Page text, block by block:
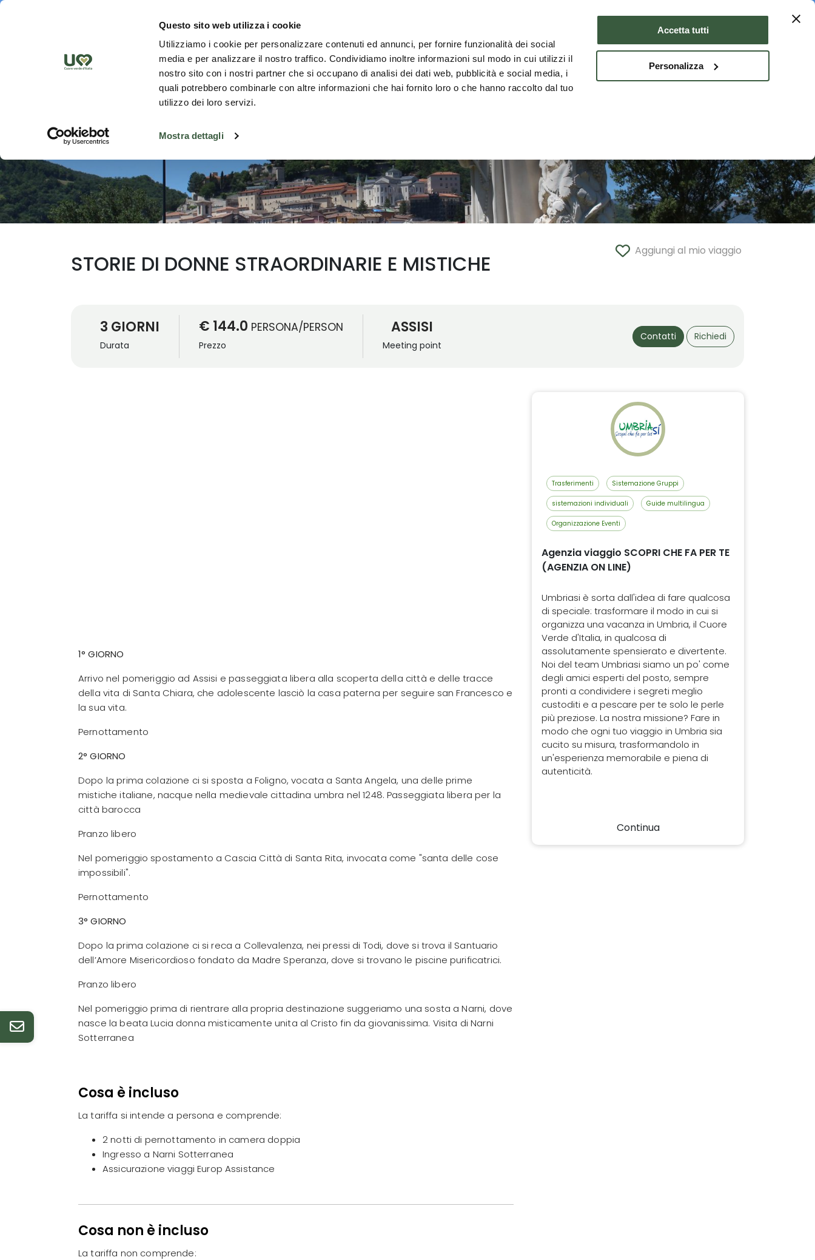
Questo sito web utilizza i cookie
Utilizziamo i cookie per personalizzare contenuti ed annunci, per fornire funzionalità dei social
media e per analizzare il nostro traffico. Condividiamo inoltre informazioni sul modo in cui utilizzi il
nostro sito con i nostri partner che si occupano di analisi dei dati web, pubblicità e social media, i
quali potrebbero combinarle con altre informazioni che hai fornito loro o che hanno raccolto dal tuo
utilizzo dei loro servizi.
Mostra dettagli
Accetta tutti
Personalizza
Scopri il territorio
Aggiungi al mio viaggio
STORIE DI DONNE STRAORDINARIE E MISTICHE
3 GIORNI
Durata
€ 144.0 PERSONA/PERSON
Prezzo
ASSISI
Meeting point
Contatti Richiedi
1° GIORNO
Arrivo nel pomeriggio ad Assisi e passeggiata libera alla scoperta della città e delle tracce
della vita di Santa Chiara, che adolescente lasciò la casa paterna per seguire san Francesco e
la sua vita.
Pernottamento
2° GIORNO
Dopo la prima colazione ci si sposta a Foligno, vocata a Santa Angela, una delle prime
mistiche italiane, nacque nella medievale cittadina umbra nel 1248. Passeggiata libera per la
città barocca
Pranzo libero
Nel pomeriggio spostamento a Cascia Città di Santa Rita, invocata come "santa delle cose
impossibili".
Pernottamento
3° GIORNO
Dopo la prima colazione ci si reca a Collevalenza, nei pressi di Todi, dove si trova il Santuario
dell’Amore Misericordioso fondato da Madre Speranza, dove si trovano le piscine purificatrici.
Pranzo libero
Nel pomeriggio prima di rientrare alla propria destinazione suggeriamo una sosta a Narni, dove
nasce la beata Lucia donna misticamente unita al Cristo fin da giovanissima. Visita di Narni
Sotterranea
Cosa è incluso
La tariffa si intende a persona e comprende:
2 notti di pernottamento in camera doppia
Ingresso a Narni Sotterranea
Assicurazione viaggi Europ Assistance
Cosa non è incluso
La tariffa non comprende:
Trasferimenti Sistemazione Gruppi
sistemazioni individuali Guide multilingua
Organizzazione Eventi
Agenzia viaggio SCOPRI CHE FA PER TE
(AGENZIA ON LINE)
Umbriasi è sorta dall'idea di fare qualcosa
di speciale: trasformare il modo in cui si
organizza una vacanza in Umbria, il Cuore
Verde d'Italia, in qualcosa di
assolutamente spensierato e divertente.
Noi del team Umbriasi siamo un po' come
degli amici esperti del posto, sempre
pronti a condividere i segreti meglio
custoditi e a pescare per te solo le perle
più preziose. La nostra missione? Fare in
modo che ogni tuo viaggio in Umbria sia
cucito su misura, trasformandolo in
un'esperienza memorabile e piena di
autenticità.
Continua